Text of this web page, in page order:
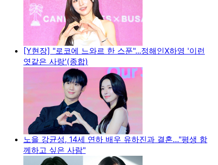
[Y현장] "로코에 느와르 한 스푼"...정해인X하영 '이런
엿같은 사랑'(종합)
노을 강균성, 14세 연하 배우 유하진과 결혼…"평생 함
께하고 싶은 사람"